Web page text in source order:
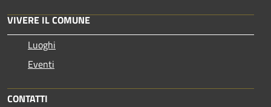
VIVERE IL COMUNE
Luoghi
Eventi
CONTATTI